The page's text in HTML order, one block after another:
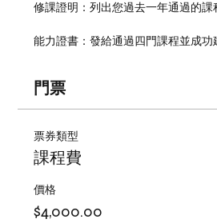
修課證明：列出您過去一年通過的課
能力證書：發給通過四門課程並成功
門票
票券類型
課程費
價格
$4,000.00